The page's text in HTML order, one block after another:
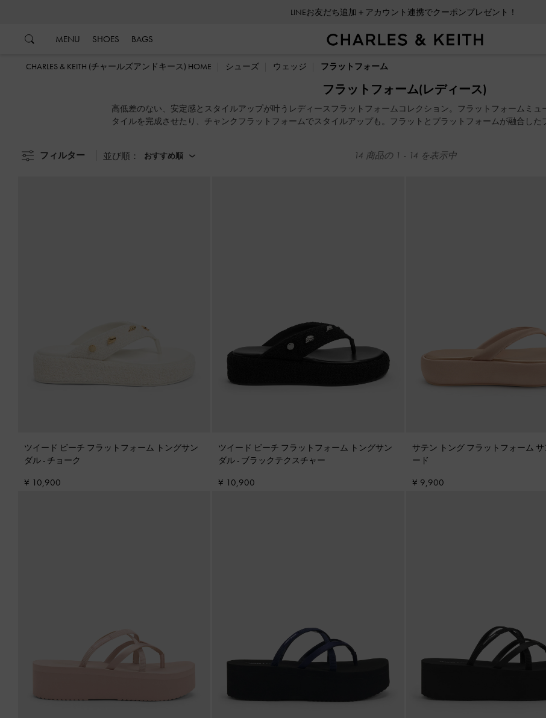
LINEお友だち追加＋アカウント連携でクーポンプレゼント！
MENU SHOES BAGS
LINEお友だち追加＋アカウント連携でクーポンプレゼント！
CHARLES & KEITH (チャールズアンドキース) HOME シューズ ウェッジ フラットフォーム
フラットフォーム(レディース)
高低差のない、安定感とスタイルアップが叶うレディースフラットフォームコレクション。フラットフォームミ
タイルを完成させたり、チャンクフラットフォームでスタイルアップも。フラットとプラットフォームが融合し
フィルター 並び順： おすすめ順 14 商品の 1 - 14 を表示中
ツイード ビーチ フラットフォーム トングサン
ダル - チョーク
¥ 10,900
ツイード ビーチ フラットフォーム トングサン
ダル - ブラックテクスチャー
¥ 10,900
サテン トング フラットフォーム
ード
¥ 9,900